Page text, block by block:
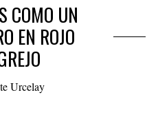
COMO UN
EN ROJO
Urcelay